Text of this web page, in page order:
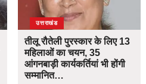
उत्तराखंड
तीलू रौतेली पुरस्कार के लिए 13
महिलाओं का चयन, 35
आंगनबाड़ी कार्यकर्तियां भी होंगी
सम्मानित…